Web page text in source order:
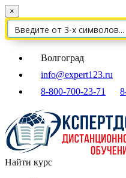
×
Волгоград
info@expert123.ru
8-800-700-23-71
Найти курс